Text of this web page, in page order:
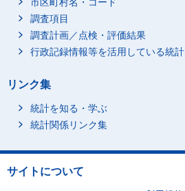
市区町村名・コード
調査項目
調査計画／点検・評価結果
行政記録情報等を活用している統計
リンク集
統計を知る・学ぶ
統計関係リンク集
サイトについて